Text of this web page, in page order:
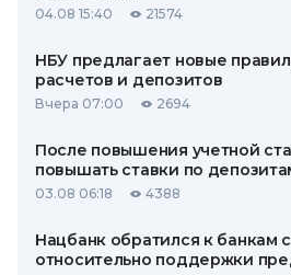
04.08 15:40 21574
НБУ предлагает новые
расчетов и депозитов
Вчера 07:00 2694
После повышения учетной
повышать ставки по
03.08 06:18 4388
Нацбанк обратился к банкам
относительно поддержки